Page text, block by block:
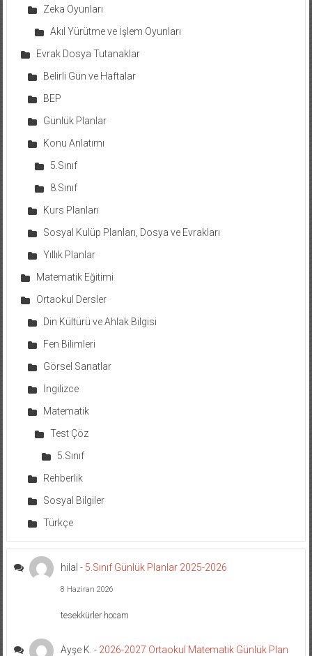
Zeka Oyunları
Akıl Yürütme ve İşlem Oyunları
Evrak Dosya Tutanaklar
Belirli Gün ve Haftalar
BEP
Günlük Planlar
Konu Anlatımı
5.Sınıf
8.Sınıf
Kurs Planları
Sosyal Kulüp Planları, Dosya ve Evrakları
Yıllık Planlar
Matematik Eğitimi
Ortaokul Dersler
Din Kültürü ve Ahlak Bilgisi
Fen Bilimleri
Görsel Sanatlar
İngilizce
Matematik
Test Çöz
5.Sınıf
Rehberlik
Sosyal Bilgiler
Türkçe
hilal - 5.Sınıf Günlük Planlar 2025-2026
8 Haziran 2026
tesekkürler hocam
Ayşe K. - 2026-2027 Ortaokul Matematik Günlük Plan